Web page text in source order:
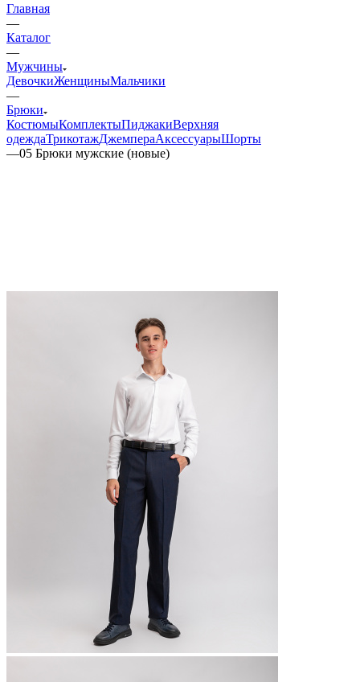
Главная
—
Каталог
—
Мужчины
ДевочкиЖенщиныМальчики
—
Брюки
КостюмыКомплектыПиджакиВерхняя
одеждаТрикотажДжемпераАксессуарыШорты
—05 Брюки мужские (новые)